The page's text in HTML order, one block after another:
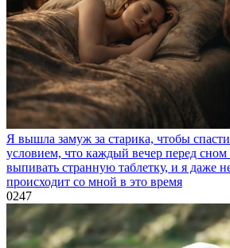
Я вышла замуж за старика, чтобы
условием, что каждый вечер перед
выпивать странную таблетку, и я даже
происходит со мной в это время
0247